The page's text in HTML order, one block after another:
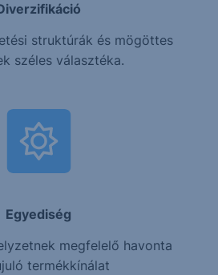
struktúrák és mögöttes
széles választéka.
Egyediség
megfelelő havonta
termékkínálat